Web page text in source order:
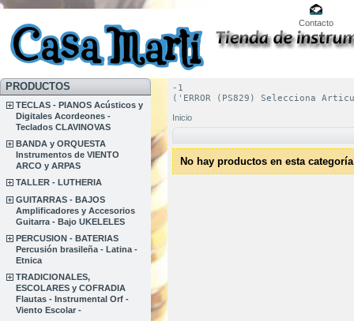
Contacto
PRODUCTOS
TECLAS - PIANOS Acústicos y
Digitales Acordeones -
Teclados CLAVINOVAS
BANDA y ORQUESTA
Instrumentos de VIENTO
ARCO y ARPAS
TALLER - LUTHERIA
GUITARRAS - BAJOS
Amplificadores y Accesorios
Guitarra - Bajo UKELELES
PERCUSION - BATERIAS
Percusión brasileña - Latina -
Etnica
TRADICIONALES,
ESCOLARES y COFRADIA
Flautas - Instrumental Orf -
Viento Escolar -
-1
('ERROR (PS829) Selecciona
Inicio
No hay productos en esta categoría